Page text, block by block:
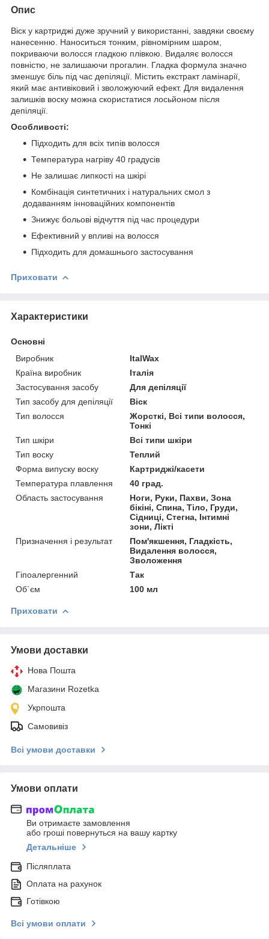
Опис
Віск у картриджі дуже зручний у використанні, завдяки своєму
нанесенню. Наноситься тонким, рівномірним шаром,
покриваючи волосся гладкою плівкою. Видаляє волосся
повністю, не залишаючи прогалин. Гладка формула значно
зменшує біль під час депіляції. Містить екстракт ламінарії,
який має антивіковий і зволожуючий ефект. Для видалення
залишків воску можна скористатися лосьйоном після
депіляції.
Особливості:
Підходить для всіх типів волосся
Температура нагріву 40 градусів
Не залишає липкості на шкірі
Комбінація синтетичних і натуральних смол з
додаванням інноваційних компонентів
Знижує больові відчуття під час процедури
Ефективний у впливі на волосся
Підходить для домашнього застосування
Приховати
Характеристики
Основні
Виробник
ItalWax
Країна виробник
Італія
Застосування засобу
Для депіляції
Тип засобу для депіляції
Віск
Тип волосся
Жорсткі, Всі типи волосся,
Тонкі
Тип шкіри
Всі типи шкіри
Тип воску
Теплий
Форма випуску воску
Картриджі/касети
Температура плавлення
40 град.
Область застосування
Ноги, Руки, Пахви, Зона
бікіні, Спина, Тіло, Груди,
Сідниці, Стегна, Інтимні
зони, Лікті
Призначення і результат
Пом'якшення, Гладкість,
Видалення волосся,
Зволоження
Гіпоалергенний
Так
Об`єм
100 мл
Приховати
Умови доставки
Нова Пошта
Магазини Rozetka
Укрпошта
Самовивіз
Всі умови доставки
Умови оплати
Ви отримаєте замовлення
або гроші повернуться на вашу картку
Детальніше
Післяплата
Оплата на рахунок
Готівкою
Всі умови оплати